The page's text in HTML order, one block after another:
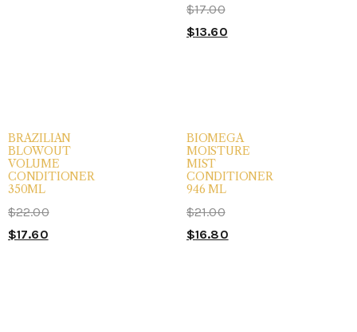
$17.00
$13.60
BRAZILIAN
BLOWOUT
VOLUME
CONDITIONER
350ML
$22.00
$17.60
BIOMEGA
MOISTURE
MIST
CONDITIONER
946 ML
$21.00
$16.80